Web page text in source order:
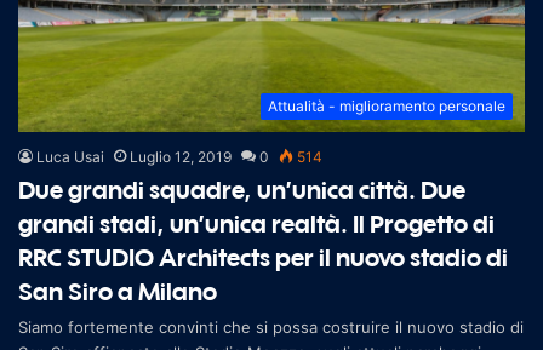
Attualità - miglioramento personale
Luca Usai Luglio 12, 2019 0 514
Due grandi squadre, un’unica città. Due
grandi stadi, un’unica realtà. Il Progetto di
RRC STUDIO Architects per il nuovo stadio di
San Siro a Milano
Siamo fortemente convinti che si possa costruire il nuovo stadio di